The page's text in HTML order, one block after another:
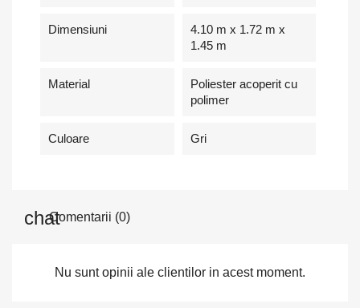
Dimensiuni
4.10 m x 1.72 m x
1.45 m
Material
Poliester acoperit cu
polimer
Culoare Gri
Comentarii (0)
Nu sunt opinii ale clientilor in acest moment.